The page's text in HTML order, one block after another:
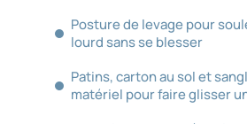
Posture de levage pour
lourd sans se blesser
Patins, carton au sol et
matériel pour faire glisser